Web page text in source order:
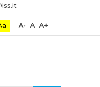
A- A A+